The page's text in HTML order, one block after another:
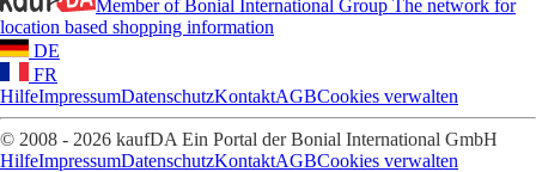
Member of Bonial International Group The network for
location based shopping information
DE
FR
HilfeImpressumDatenschutzKontaktAGBCookies verwalten
© 2008 - 2026 kaufDA Ein Portal der Bonial International GmbH
HilfeImpressumDatenschutzKontaktAGBCookies verwalten